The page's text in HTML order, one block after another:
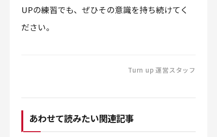
UPの練習でも、ぜひその意識を持ち続けてく
ださい。
Turn up 運営スタッフ
あわせて読みたい関連記事